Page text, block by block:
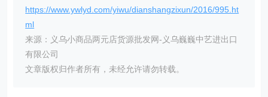
https://www.ywlyd.com/yiwu/dianshangzixun/2016/995.ht
ml
来源：义乌小商品两元店货源批发网-义乌巍巍中艺进出口
有限公司
文章版权归作者所有，未经允许请勿转载。